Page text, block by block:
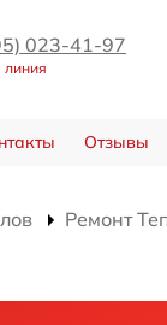
023-41-97
линия
Отзывы
Ремонт